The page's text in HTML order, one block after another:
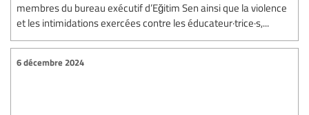
membres du bureau exécutif d’Eğitim Sen ainsi que la violence
et les intimidations exercées contre les éducateur·trice·s,...
6 décembre 2024